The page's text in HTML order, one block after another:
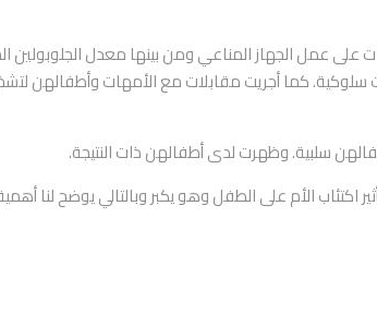
عمل الجهاز المناعي ومن بينها معدل الجلوبولين
كما أجريت مقابلات مع الأمهات وأطفالهن
سلبية. وظهرت لدى أطفالهن ذات النتيجة.
الأم على الطفل وهو يكبر وبالتالي يوضح لنا